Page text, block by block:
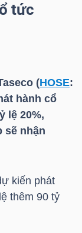
tức
(HOSE:
hành cổ
lệ 20%,
sẽ nhận
kiến phát
thêm 90 tỷ